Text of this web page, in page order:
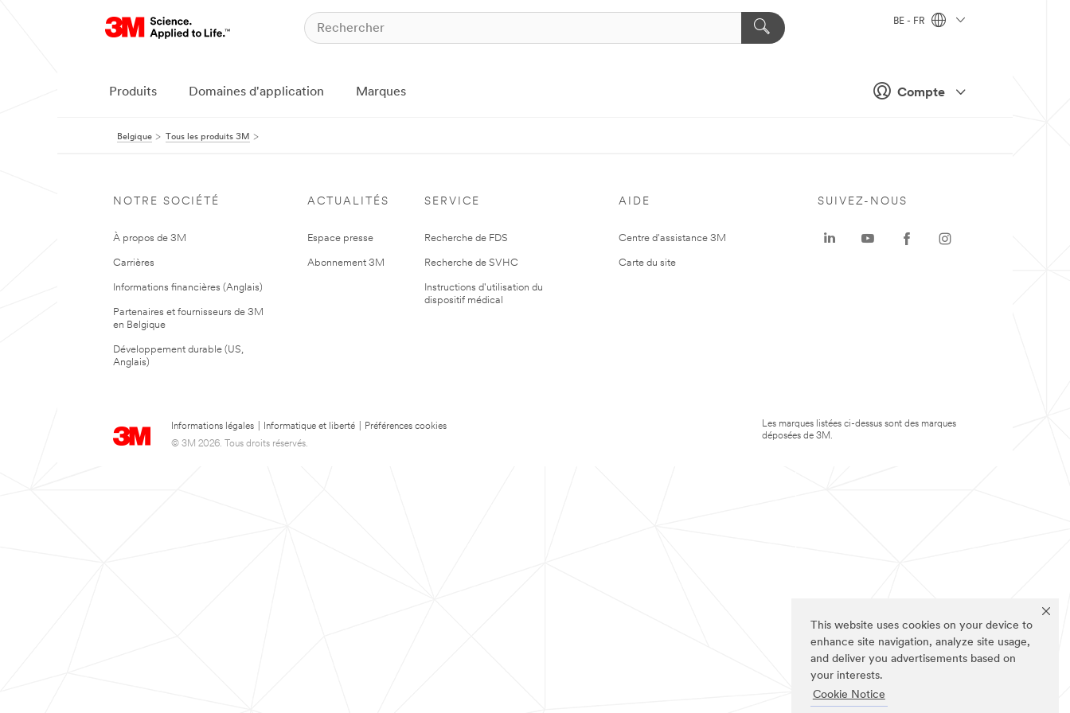
This website uses cookies on your device to
enhance site navigation, analyze site usage,
and deliver you advertisements based on
your interests.
Cookie Notice
Compte
BE - FR
Produits Domaines d'application Marques
Belgique Tous les produits 3M
NOTRE SOCIÉTÉ
À propos de 3M
Carrières
Informations financières (Anglais)
Partenaires et fournisseurs de 3M
en Belgique
Développement durable (US,
Anglais)
ACTUALITÉS
Espace presse
Abonnement 3M
SERVICE
Recherche de FDS
Recherche de SVHC
Instructions d'utilisation du
dispositif médical
AIDE
Centre d'assistance 3M
Carte du site
Informations légales Informatique et liberté
Préférences cookies
© 3M 2026. Tous droits réservés.
SUIVEZ-NOUS
Les marques listées ci-dessus sont des marques
déposées de 3M.